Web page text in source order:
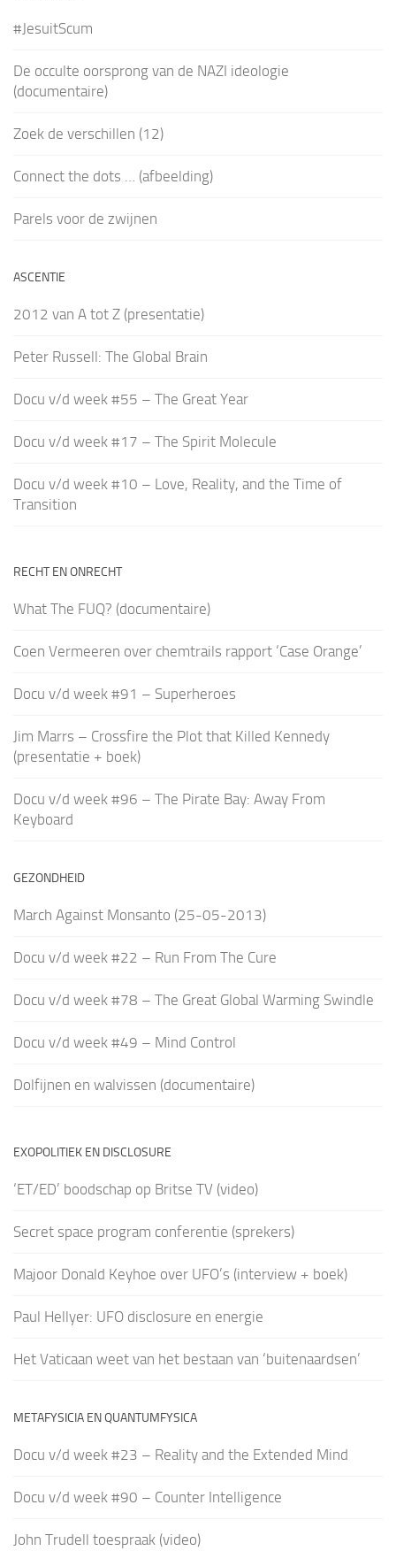
#JesuitScum
De occulte oorsprong van de NAZI ideologie
(documentaire)
Zoek de verschillen (12)
Connect the dots … (afbeelding)
Parels voor de zwijnen
ASCENTIE
2012 van A tot Z (presentatie)
Peter Russell: The Global Brain
Docu v/d week #55 – The Great Year
Docu v/d week #17 – The Spirit Molecule
Docu v/d week #10 – Love, Reality, and the Time of
Transition
RECHT EN ONRECHT
What The FUQ? (documentaire)
Coen Vermeeren over chemtrails rapport ‘Case Orange’
Docu v/d week #91 – Superheroes
Jim Marrs – Crossfire the Plot that Killed Kennedy
(presentatie + boek)
Docu v/d week #96 – The Pirate Bay: Away From
Keyboard
GEZONDHEID
March Against Monsanto (25-05-2013)
Docu v/d week #22 – Run From The Cure
Docu v/d week #78 – The Great Global Warming Swindle
Docu v/d week #49 – Mind Control
Dolfijnen en walvissen (documentaire)
EXOPOLITIEK EN DISCLOSURE
‘ET/ED’ boodschap op Britse TV (video)
Secret space program conferentie (sprekers)
Majoor Donald Keyhoe over UFO’s (interview + boek)
Paul Hellyer: UFO disclosure en energie
Het Vaticaan weet van het bestaan van ‘buitenaardsen’
METAFYSICIA EN QUANTUMFYSICA
Docu v/d week #23 – Reality and the Extended Mind
Docu v/d week #90 – Counter Intelligence
John Trudell toespraak (video)